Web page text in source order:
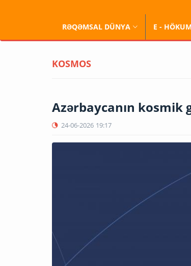
RƏQƏMSAL DÜNYA E -
KOSMOS
Azərbaycanın
24-06-2026 19:17